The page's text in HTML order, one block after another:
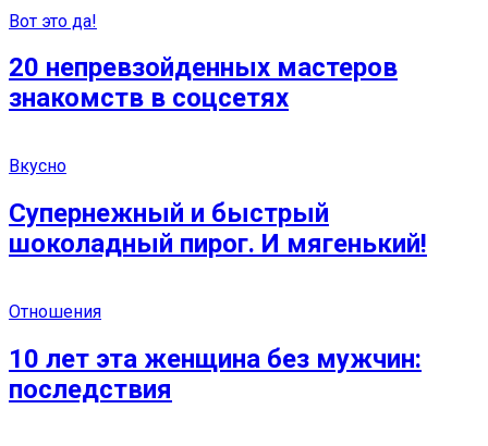
Вот это да!
20 непревзойденных мастеров
знакомств в соцсетях
Вкусно
Супернежный и быстрый
шоколадный пирог. И мягенький!
Отношения
10 лет эта женщина без мужчин:
последствия